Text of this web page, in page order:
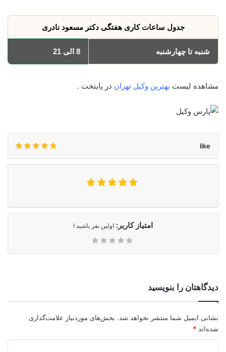
جدول ساعات کاری هفتگی دکتر مسعود نادری
شنبه تا چهارشنبه 8 الی 21
مشاهده لیست بهترین وکیل تهران در پایتخت .
like
امتیاز کاربر: اولین نفر باشید !
دیدگاهتان را بنویسید
نشانی ایمیل شما منتشر نخواهد شد. بخش‌های موردنیاز علامت‌گذاری
شده‌اند *